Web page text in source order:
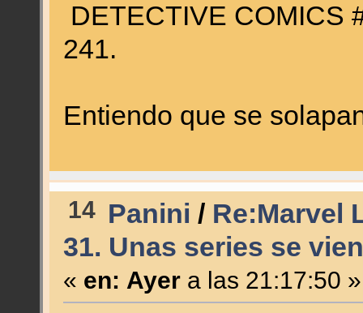
DETECTIVE COMICS
241.
Entiendo que se
14 Panini / Re:Marvel
31. Unas series se
« en: Ayera las 21:17:50 »